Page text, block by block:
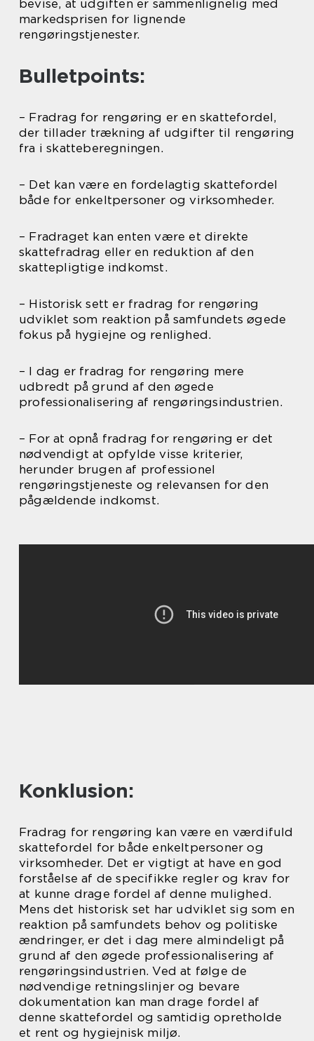
bevise, at udgiften er sammenlignelig med
markedsprisen for lignende
rengøringstjenester.
Bulletpoints:
– Fradrag for rengøring er en skattefordel,
der tillader trækning af udgifter til rengøring
fra i skatteberegningen.
– Det kan være en fordelagtig skattefordel
både for enkeltpersoner og virksomheder.
– Fradraget kan enten være et direkte
skattefradrag eller en reduktion af den
skattepligtige indkomst.
– Historisk sett er fradrag for rengøring
udviklet som reaktion på samfundets øgede
fokus på hygiejne og renlighed.
– I dag er fradrag for rengøring mere
udbredt på grund af den øgede
professionalisering af rengøringsindustrien.
– For at opnå fradrag for rengøring er det
nødvendigt at opfylde visse kriterier,
herunder brugen af professionel
rengøringstjeneste og relevansen for den
pågældende indkomst.
Konklusion:
Fradrag for rengøring kan være en værdifuld
skattefordel for både enkeltpersoner og
virksomheder. Det er vigtigt at have en god
forståelse af de specifikke regler og krav for
at kunne drage fordel af denne mulighed.
Mens det historisk set har udviklet sig som en
reaktion på samfundets behov og politiske
ændringer, er det i dag mere almindeligt på
grund af den øgede professionalisering af
rengøringsindustrien. Ved at følge de
nødvendige retningslinjer og bevare
dokumentation kan man drage fordel af
denne skattefordel og samtidig opretholde
et rent og hygiejnisk miljø.